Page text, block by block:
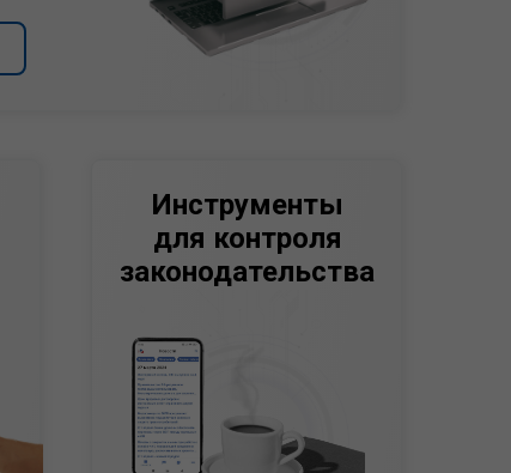
Инструменты
для контроля
законодательства